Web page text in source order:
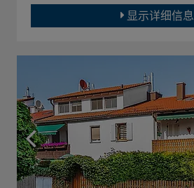
显示详细信息